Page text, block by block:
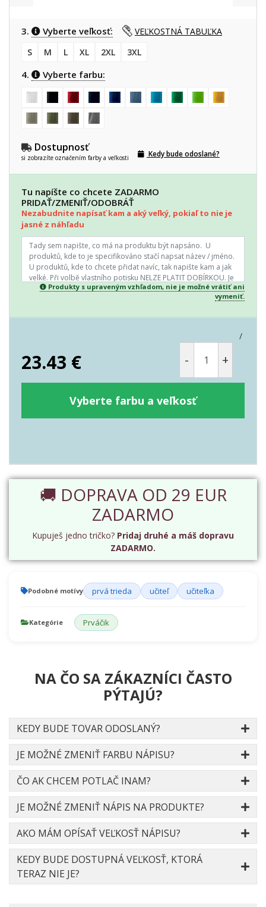
3. Vyberte veľkosť:
VEĽKOSTNÁ TABUĽKA
S
M L XL 2XL 3XL
4. Vyberte farbu:
Dostupnosť
si zobrazíte označením farby a veľkosti Kedy bude odoslané?
Tu napíšte co chcete ZADARMO
PRIDAŤ/ZMENIŤ/ODOBRÁŤ
Nezabudnite napísať kam a aký veľký, pokiaľ to nie je
jasné z náhľadu
Produkty s upraveným vzhľadom, nie je možné vrátiť ani
vymeniť.
/
23.43 € - +
Vyberte farbu a veľkosť
🚚 DOPRAVA OD 29 EUR
ZADARMO
Kupuješ jedno tričko? Pridaj druhé a máš dopravu
ZADARMO.
Podobné motívy prvá trieda učiteľ učiteľka
Kategórie Prváčik
NA ČO SA ZÁKAZNÍCI ČASTO
PÝTAJÚ?
KEDY BUDE TOVAR ODOSLANÝ?
JE MOŽNÉ ZMENIŤ FARBU NÁPISU?
ČO AK CHCEM POTLAČ INAM?
JE MOŽNÉ ZMENIŤ NÁPIS NA PRODUKTE?
AKO MÁM OPÍSAŤ VEĽKOSŤ NÁPISU?
KEDY BUDE DOSTUPNÁ VEĽKOSŤ, KTORÁ
TERAZ NIE JE?